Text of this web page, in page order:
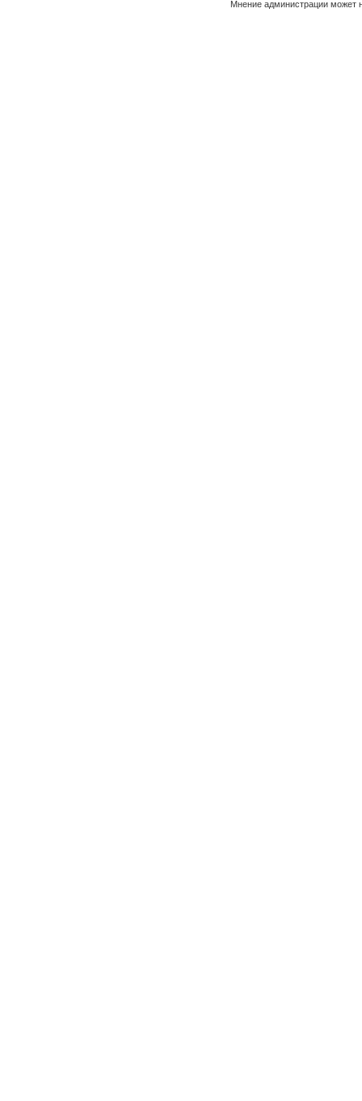
Мнение администрации может